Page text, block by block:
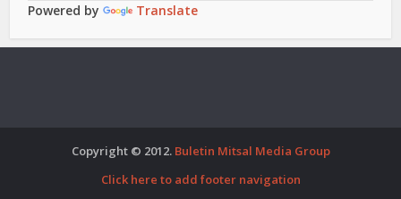
Powered by Translate
Copyright © 2012. Buletin Mitsal Media Group
Click here to add footer navigation